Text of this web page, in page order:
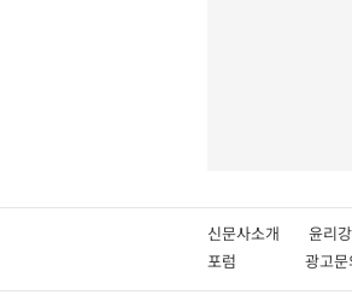
신문사소개 윤
포럼
광고